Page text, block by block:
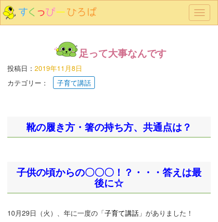
メ
ニ
足って大事なんです
投稿日： 2019年11月8日
カテゴリー：
子育て講話
靴の履き方・箸の持ち方、共通点は？
子供の頃からの〇〇〇！？・・・答えは最
後に☆
10月29日（火）、年に一度の「子育て講話 」がありました！